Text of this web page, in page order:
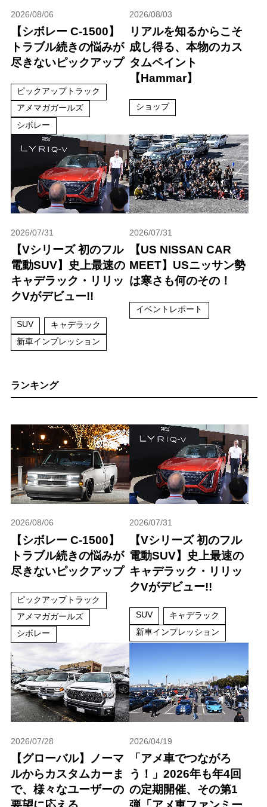
2026/08/06
【シボレー C-1500】
トラブル続きの悩みが
尽きないピックアップ
ピックアップトラック
アメマガガールズ
シボレー
2026/08/03
リアルを知るからこそ
成し得る、本物のカス
タムペイント
【Hammar】
ショップ
2026/07/31
【Vシリーズ 初のフル
電動SUV】史上最速の
キャデラック・リリッ
クVがデビュー!!
SUV
キャデラック
新車インプレッション
2026/07/31
【US NISSAN CAR
MEET】USニッサン勢
は寒さも何のその！
イベントレポート
ランキング
2026/08/06
【シボレー C-1500】
トラブル続きの悩みが
尽きないピックアップ
ピックアップトラック
アメマガガールズ
シボレー
2026/07/31
【Vシリーズ 初のフル
電動SUV】史上最速の
キャデラック・リリッ
クVがデビュー!!
SUV
キャデラック
新車インプレッション
2026/07/28
【グローバル】ノーマ
ルからカスタムカーま
で、様々なユーザーの
2026/04/19
「アメ車でつながろ
う！」2026年も年4回
の定期開催、その第1